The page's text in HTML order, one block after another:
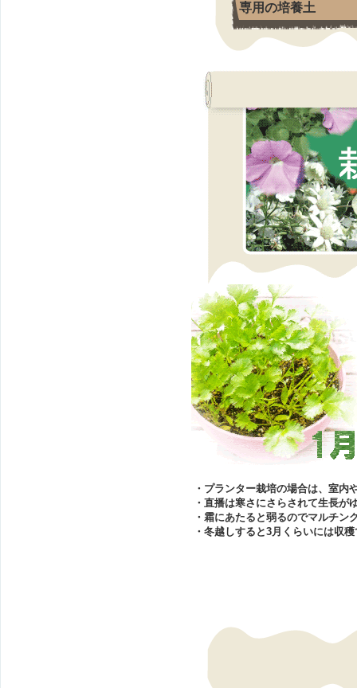
専用の培養土
・プランター栽培の場合は、室内
・直播は寒さにさらされて生長が
・霜にあたると弱るのでマルチン
・冬越しすると3月くらいには収